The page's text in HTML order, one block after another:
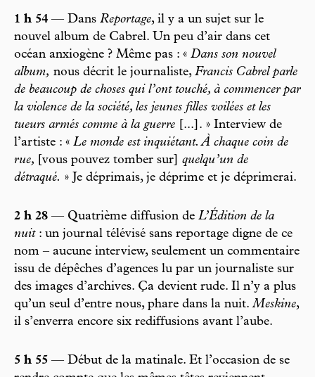
1 h 54 — Dans Reportage, il y a un sujet sur le
nouvel album de Cabrel. Un peu d’air dans cet
océan anxiogène ? Même pas : « Dans son nouvel
album, nous décrit le journaliste, Francis Cabrel parle
de beaucoup de choses qui l’ont touché, à commencer par
la violence de la société, les jeunes filles voilées et les
tueurs armés comme à la guerre
[...]. » Interview de
l’artiste : « Le monde est inquiétant. À chaque coin de
rue,
[vous pouvez tomber sur] quelqu’un de
détraqué. » Je déprimais, je déprime et je déprimerai.
2 h 28 — Quatrième diffusion de L’Édition de la
nuit: un journal télévisé sans reportage digne de ce
nom – aucune interview, seulement un commentaire
issu de dépêches d’agences lu par un journaliste sur
des images d’archives. Ça devient rude. Il n’y a plus
qu’un seul d’entre nous, phare dans la nuit.Meskine,
il s’enverra encore six rediffusions avant l’aube.
5 h 55 — Début de la matinale. Et l’occasion de se